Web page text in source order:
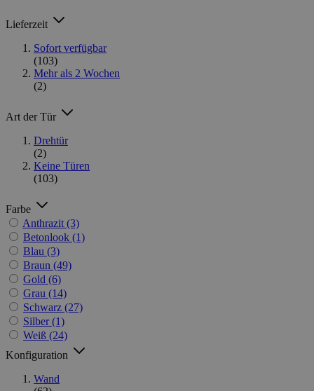
Lieferzeit
Sofort verfügbar
(103)
Mehr als 2 Wochen
(2)
Art der Tür
Drehtür
(2)
Keine Türen
(103)
Farbe
Anthrazit (3)
Betonlook (1)
Blau (3)
Braun (49)
Gold (6)
Grau (14)
Schwarz (27)
Silber (1)
Weiß (24)
Konfiguration
Wand